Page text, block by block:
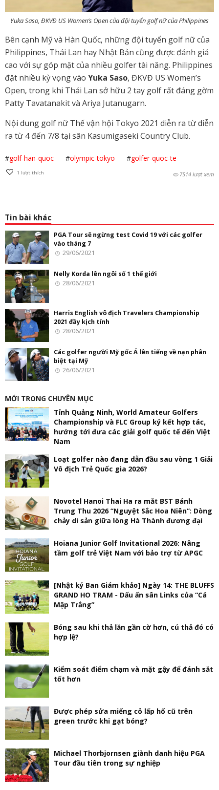
Yuka Saso, ĐKVĐ US Women’s Open của đội tuyển golf nữ của Philippines
Bên cạnh Mỹ và Hàn Quốc, những đội tuyển golf nữ của
Philippines, Thái Lan hay Nhật Bản cũng được đánh giá
cao với sự góp mặt của nhiều golfer tài năng. Philippines
đặt nhiều kỳ vọng vào Yuka Saso, ĐKVĐ US Women’s
Open, trong khi Thái Lan sở hữu 2 tay golf rất đáng gờm
Patty Tavatanakit và Ariya Jutanugarn.
Nội dung golf nữ Thế vận hội Tokyo 2021 diễn ra từ diễn
ra từ 4 đến 7/8 tại sân Kasumigaseki Country Club.
#golf-han-quoc #olympic-tokyo #golfer-quoc-te
1 lượt thích 7514 lượt xem
Tin bài khác
PGA Tour sẽ ngừng test Covid 19 với các golfer
vào tháng 7
29/06/2021
Nelly Korda lên ngôi số 1 thế giới
28/06/2021
Harris English vô địch Travelers Championship
2021 đầy kịch tính
28/06/2021
Các golfer người Mỹ gốc Á lên tiếng về nạn phân
biệt tại Mỹ
26/06/2021
MỚI TRONG CHUYÊN MỤC
Tỉnh Quảng Ninh, World Amateur Golfers
Championship và FLC Group ký kết hợp tác,
hướng tới đưa các giải golf quốc tế đến Việt
Nam
Loạt golfer nào đang dẫn đầu sau vòng 1 Giải
Vô địch Trẻ Quốc gia 2026?
Novotel Hanoi Thai Ha ra mắt BST Bánh
Trung Thu 2026 “Nguyệt Sắc Hoa Niên”: Dòng
chảy di sản giữa lòng Hà Thành đương đại
Hoiana Junior Golf Invitational 2026: Nâng
tầm golf trẻ Việt Nam với bảo trợ từ APGC
[Nhật ký Ban Giám khảo] Ngày 14: THE BLUFFS
GRAND HO TRAM - Dấu ấn sân Links của “Cá
Mập Trắng”
Bóng sau khi thả lăn gần cờ hơn, cú thả đó có
hợp lệ?
Kiểm soát điểm chạm và mặt gậy để đánh sắt
tốt hơn
Được phép sửa miếng cỏ lấp hố cũ trên
green trước khi gạt bóng?
Michael Thorbjornsen giành danh hiệu PGA
Tour đầu tiên trong sự nghiệp